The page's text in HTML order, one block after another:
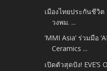
เมืองไทยประกันชีวิ
วงพม. ...
‘MMI Asia’​ ร่วมมือ
Ceramics ...
เปิดตัวสุดปัง!